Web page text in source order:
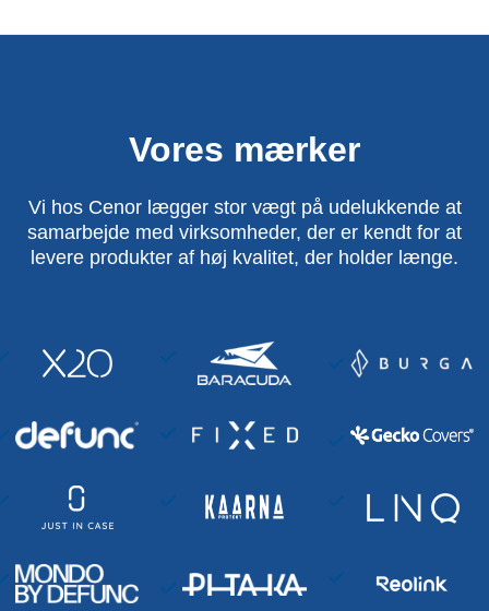
Vores mærker
Vi hos Cenor lægger stor vægt på udelukkende at
samarbejde med virksomheder, der er kendt for at
levere produkter af høj kvalitet, der holder længe.